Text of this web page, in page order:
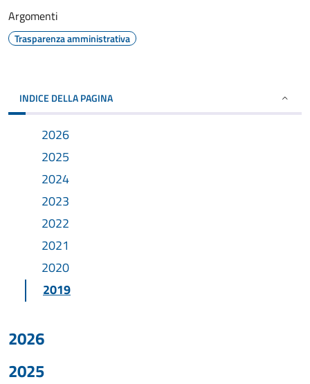
Argomenti
Trasparenza amministrativa
INDICE DELLA PAGINA
2026
2025
2024
2023
2022
2021
2020
2019
2026
2025